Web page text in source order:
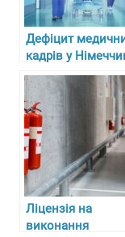
Дефіцит
кадрів у
та складнощі з
отриманням
ліцензій для
біженців
Ліцензія на
виконання